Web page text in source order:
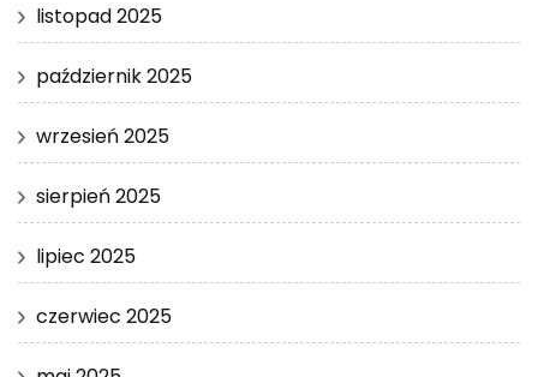
listopad 2025
październik 2025
wrzesień 2025
sierpień 2025
lipiec 2025
czerwiec 2025